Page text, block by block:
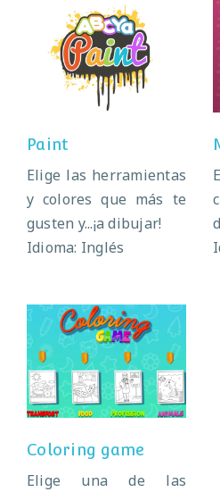
Paint
Paint
Elige las herramientas
y colores que más te
gusten y...¡a dibujar!
Idioma: Inglés
Coloring game
Coloring game
Elige una de las